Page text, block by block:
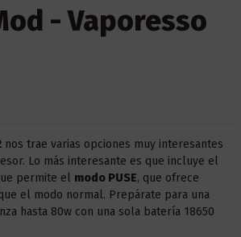
- Vaporesso
nos trae varias opciones muy interesantes
Lo más interesante es que incluye el
permite el modo PUSE, que ofrece
el modo normal. Prepárate para una
hasta 80w con una sola batería 18650